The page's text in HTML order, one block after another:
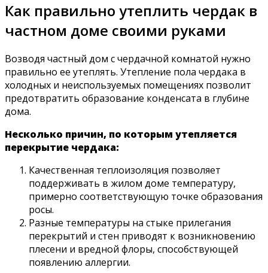
Как правильно утеплить чердак в
частном доме своими руками
Возводя частный дом с чердачной комнатой нужно
правильно ее утеплять. Утепление пола чердака в
холодных и неиспользуемых помещениях позволит
предотвратить образование конденсата в глубине
дома.
Несколько причин, по которым утепляется
перекрытие чердака:
Качественная теплоизоляция позволяет
поддерживать в жилом доме температуру,
примерно соответствующую точке образования
росы.
Разные температуры на стыке прилегания
перекрытий и стен приводят к возникновению
плесени и вредной флоры, способствующей
появлению аллергии.